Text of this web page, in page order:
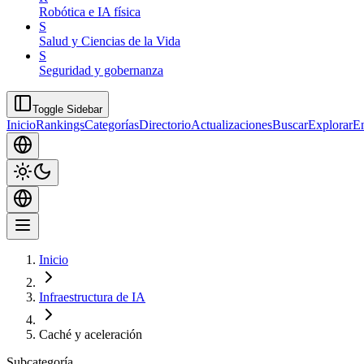
Robótica e IA física
S
Salud y Ciencias de la Vida
S
Seguridad y gobernanza
Toggle Sidebar
InicioRankingsCategoríasDirectorioActualizacionesBuscarExplorar
Inicio
Infraestructura de IA
Caché y aceleración